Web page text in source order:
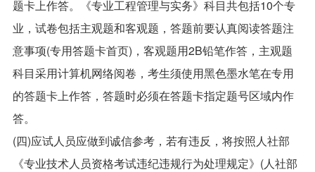
题卡上作答。《专业工程管理与实务》科目共包括10个专
业，试卷包括主观题和客观题，答题前要认真阅读答题注
意事项(专用答题卡首页)，客观题用2B铅笔作答，主观题
科目采用计算机网络阅卷，考生须使用黑色墨水笔在专用
的答题卡上作答，答题时必须在答题卡指定题号区域内作
答。
(四)应试人员应做到诚信参考，若有违反，将按照人社部
《专业技术人员资格考试违纪违规行为处理规定》(人社部